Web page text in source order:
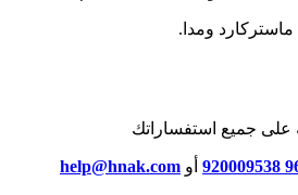
ماستركارد ومدا.
على جميع استفساراتك
أو help@hnak.com